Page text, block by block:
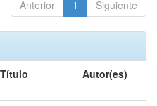
Anterior 1 Siguiente
Título Autor(es)